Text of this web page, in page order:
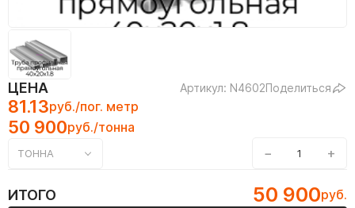
ЦЕНА Артикул: N4602Поделиться
81.13руб./пог. метр
50 900руб./тонна
ТОННА − +
ИТОГО 50 900руб.